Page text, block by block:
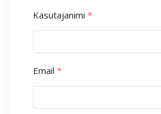
Kasutajanimi *
Email *